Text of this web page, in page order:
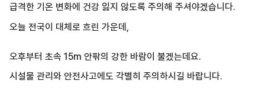
급격한 기온 변화에 건강 잃지 않도록 주의해 주셔야겠습니다.
오늘 전국이 대체로 흐린 가운데,
오후부터 초속 15m 안팎의 강한 바람이 불겠는데요.
시설물 관리와 안전사고에도 각별히 주의하시길 바랍니다.